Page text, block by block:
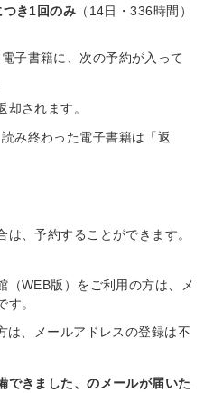
つき1回のみ （14日・336時間）
書籍に、次の予約が入って
されます。
終わった電子書籍は「返
、予約することができます。
（WEB版）をご利用の方は、メ
。
メールアドレスの登録は不
できました、のメールが届いた